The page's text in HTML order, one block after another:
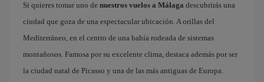
Si quieres tomar uno de nuestros vuelos a Málaga descubrirás una
ciudad que goza de una espectacular ubicación. A orillas del
Mediterráneo, en el centro de una bahía rodeada de sistemas
montañosos. Famosa por su excelente clima, destaca además por ser
la ciudad natal de Picasso y una de las más antiguas de Europa.